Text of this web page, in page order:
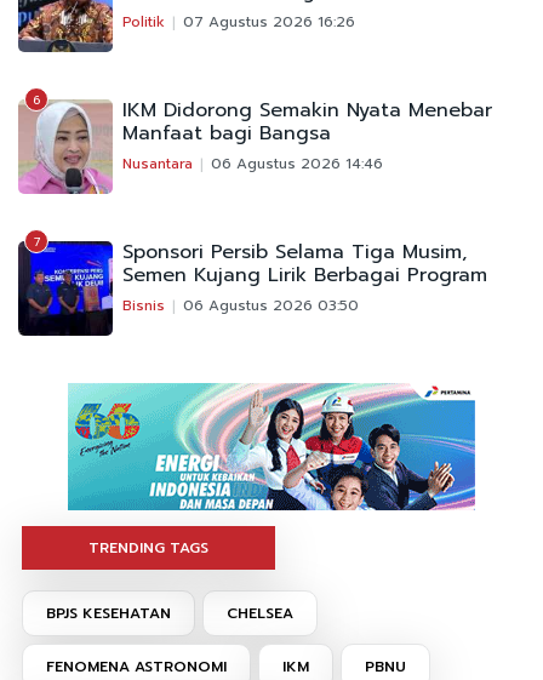
Politik 07 Agustus 2026 16:26
6 IKM Didorong Semakin Nyata Menebar
Manfaat bagi Bangsa
Nusantara 06 Agustus 2026 14:46
7 Sponsori Persib Selama Tiga Musim,
Semen Kujang Lirik Berbagai Program
Bisnis 06 Agustus 2026 03:50
TRENDING TAGS
BPJS KESEHATAN CHELSEA
FENOMENA ASTRONOMI IKM PBNU